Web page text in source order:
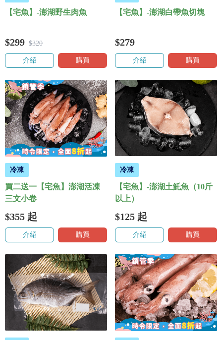
【宅魚】-澎湖野生肉魚
$299 $320
介紹 購買
【宅魚】-澎湖白帶魚切塊
$279
介紹 購買
冷凍
買二送一【宅魚】澎湖活凍
三文小卷
$355 起
介紹 購買
冷凍
【宅魚】-澎湖土魠魚（10斤
以上）
$125 起
介紹 購買